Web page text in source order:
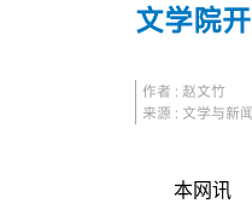
文学院
作者 : 赵文竹
来源 : 文学与新
本网讯 为